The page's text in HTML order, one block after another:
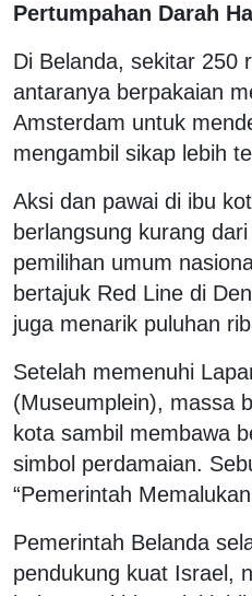
Pertumpahan Darah
Di Belanda, sekitar 250
antaranya berpakaian
Amsterdam untuk
mengambil sikap lebih
Aksi dan pawai di ibu
berlangsung kurang
pemilihan umum
bertajuk Red Line di
juga menarik puluhan
Setelah memenuhi
(Museumplein), massa
kota sambil membawa
simbol perdamaian.
“Pemerintah
Pemerintah Belanda
pendukung kuat Israel,